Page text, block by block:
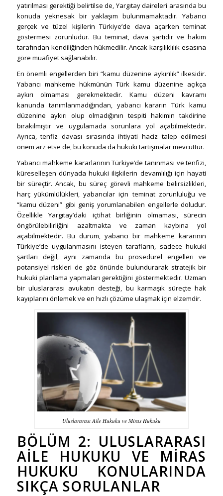
yatırılması gerektiği belirtilse de, Yargıtay daireleri arasında bu
konuda yeknesak bir yaklaşım bulunmamaktadır. Yabancı
gerçek ve tüzel kişilerin Türkiye’de dava açarken teminat
göstermesi zorunludur. Bu teminat, dava şartıdır ve hakim
tarafından kendiliğinden hükmedilir. Ancak karşılıklılık esasına
göre muafiyet sağlanabilir.
En önemli engellerden biri “kamu düzenine aykırılık” ilkesidir.
Yabancı mahkeme hükmünün Türk kamu düzenine açıkça
aykırı olmaması gerekmektedir. Kamu düzeni kavramı
kanunda tanımlanmadığından, yabancı kararın Türk kamu
düzenine aykırı olup olmadığının tespiti hakimin takdirine
bırakılmıştır ve uygulamada sorunlara yol açabilmektedir.
Ayrıca, tenfiz davası sırasında ihtiyati haciz talep edilmesi
önem arz etse de, bu konuda da hukuki tartışmalar mevcuttur.
Yabancı mahkeme kararlarının Türkiye’de tanınması ve tenfizi,
küreselleşen dünyada hukuki ilişkilerin devamlılığı için hayati
bir süreçtir. Ancak, bu süreç görevli mahkeme belirsizlikleri,
harç yükümlülükleri, yabancılar için teminat zorunluluğu ve
“kamu düzeni” gibi geniş yorumlanabilen engellerle doludur.
Özellikle Yargıtay’daki içtihat birliğinin olmaması, sürecin
öngörülebilirliğini azaltmakta ve zaman kaybına yol
açabilmektedir. Bu durum, yabancı bir mahkeme kararının
Türkiye’de uygulanmasını isteyen tarafların, sadece hukuki
şartları değil, aynı zamanda bu prosedürel engelleri ve
potansiyel riskleri de göz önünde bulundurarak stratejik bir
hukuki planlama yapmaları gerektiğini göstermektedir. Uzman
bir uluslararası avukatın desteği, bu karmaşık süreçte hak
kayıplarını önlemek ve en hızlı çözüme ulaşmak için elzemdir.
Uluslararası Aile Hukuku ve Miras Hukuku
BÖLÜM 2: ULUSLARARASI
AILE HUKUKU VE MIRAS
HUKUKU KONULARINDA
SIKÇA SORULANLAR